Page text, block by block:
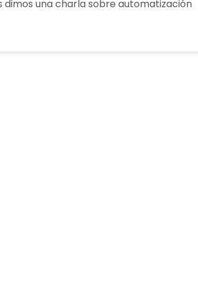
una charla sobre automatización